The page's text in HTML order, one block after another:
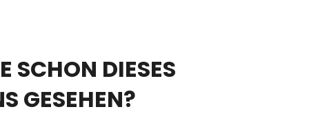
SCHON DIESES
GESEHEN?